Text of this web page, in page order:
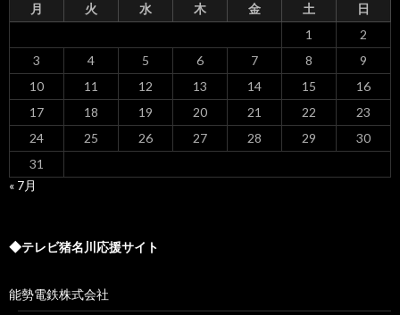
月 火 水 木 金 土
日
1
2
3
4 5 6 7 8
9
10
11 12 13 14 15
16
17
18 19 20 21 22
23
24
25 26 27 28 29
30
31
« 7月
◆テレビ猪名川応援サイト
能勢電鉄株式会社